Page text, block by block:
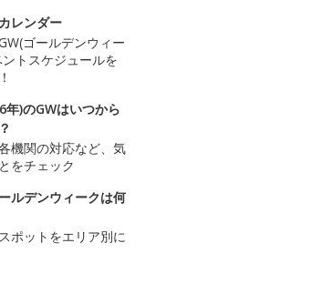
レンダー
ゴールデンウィー
トスケジュールを
年)のGWはいつから
機関の対応など、気
をチェック
ルデンウィークは何
ポットをエリア別に